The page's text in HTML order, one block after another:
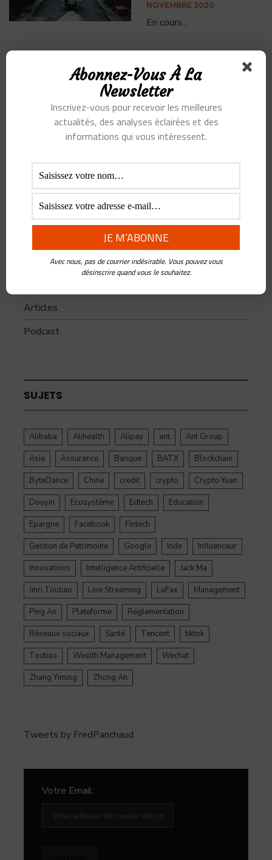
NOVEMBRE 2020
En cours...
Où l’on découvre ce
que l’on va se mettre
dans les oreilles
FREDERIC
PANCHAUD
• 3 MAI 2020
Asie et Innovations, c’est
rapidement, jamais nous...
CATÉGORIES
Articles
Podcast
SUJETS
Alibaba Alihealth Alipay ant
Ant Group
Asie
Assurance Banque BATX
Blockchain
ByteDance
Chine credit crypto
Crypto Yuan
Douyin
Ecosystème Edtech
Education
Epargne
Facebook
Fintech
Gestion de Patrimoine
Google Inde
Influenceur
Innovations
Intelligence Artificielle
Jack Ma
Jinri Toutiao
Live Streaming LuFax
Management
Ping An
Plateforme
Réglementation
Réseaux sociaux
Santé Tencent
tiktok
Toutiao
Wealth Management
Wechat
Zhang Yiming
Zhong An
Tweets by FredPanchaud
Votre Email:
Abonnez-Vous À La
Newsletter
Inscrivez-vous pour recevoir les meilleures
actualités, des analyses éclairées et des
informations qui vous intéressent.
Avec nous, pas de courrier indésirable. Vous pouvez vous
désinscrire quand vous le souhaitez.